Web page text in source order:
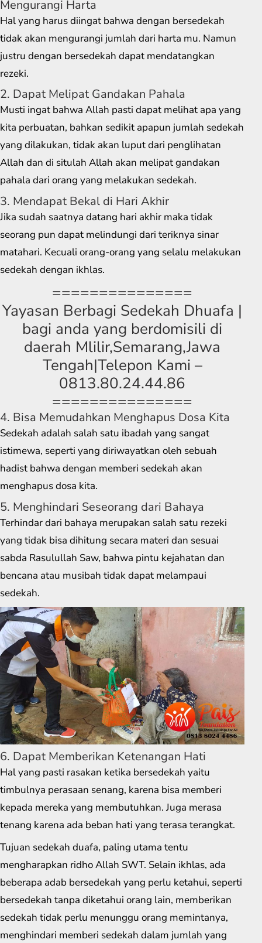
Mengurangi Harta
Hal yang harus diingat bahwa dengan bersedekah
tidak akan mengurangi jumlah dari harta mu. Namun
justru dengan bersedekah dapat mendatangkan
rezeki.
2. Dapat Melipat Gandakan Pahala
Musti ingat bahwa Allah pasti dapat melihat apa yang
kita perbuatan, bahkan sedikit apapun jumlah sedekah
yang dilakukan, tidak akan luput dari penglihatan
Allah dan di situlah Allah akan melipat gandakan
pahala dari orang yang melakukan sedekah.
3. Mendapat Bekal di Hari Akhir
Jika sudah saatnya datang hari akhir maka tidak
seorang pun dapat melindungi dari teriknya sinar
matahari. Kecuali orang-orang yang selalu melakukan
sedekah dengan ikhlas.
===============
Yayasan Berbagi Sedekah Dhuafa |
bagi anda yang berdomisili di
daerah Mlilir,Semarang,Jawa
Tengah|Telepon Kami –
0813.80.24.44.86
===============
4. Bisa Memudahkan Menghapus Dosa Kita
Sedekah adalah salah satu ibadah yang sangat
istimewa, seperti yang diriwayatkan oleh sebuah
hadist bahwa dengan memberi sedekah akan
menghapus dosa kita.
5. Menghindari Seseorang dari Bahaya
Terhindar dari bahaya merupakan salah satu rezeki
yang tidak bisa dihitung secara materi dan sesuai
sabda Rasulullah Saw, bahwa pintu kejahatan dan
bencana atau musibah tidak dapat melampaui
sedekah.
6. Dapat Memberikan Ketenangan Hati
Hal yang pasti rasakan ketika bersedekah yaitu
timbulnya perasaan senang, karena bisa memberi
kepada mereka yang membutuhkan. Juga merasa
tenang karena ada beban hati yang terasa terangkat.
Tujuan sedekah duafa, paling utama tentu
mengharapkan ridho Allah SWT. Selain ikhlas, ada
beberapa adab bersedekah yang perlu ketahui, seperti
bersedekah tanpa diketahui orang lain, memberikan
sedekah tidak perlu menunggu orang memintanya,
menghindari memberi sedekah dalam jumlah yang